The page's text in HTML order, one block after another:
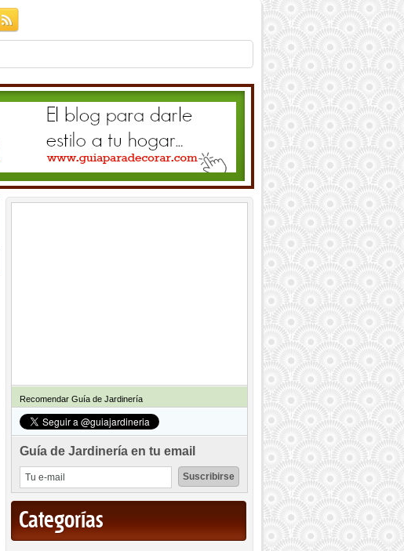
Recomendar Guía de Jardinería
Guía de Jardinería en tu email
Categorías